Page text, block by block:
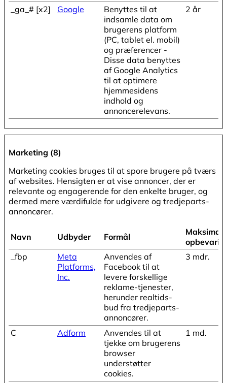
_ga_# [x2] Google
Benyttes til at
indsamle data om
brugerens platform
(PC, tablet el. mobil)
og præferencer -
Disse data benyttes
af Google Analytics
til at optimere
hjemmesidens
indhold og
annoncerelevans.
2 år
Marketing (8)
Marketing cookies bruges til at spore brugere på tværs
af websites. Hensigten er at vise annoncer, der er
relevante og engagerende for den enkelte bruger, og
dermed mere værdifulde for udgivere og tredjeparts-
annoncører.
Navn Udbyder Formål
Maksimal
_fbp
Meta
Platforms,
Inc.
Anvendes af
Facebook til at
levere forskellige
reklame-tjenester,
herunder realtids-
bud fra tredjeparts-
annoncører.
3 mdr.
C Adform
Anvendes til at
tjekke om brugerens
browser
understøtter
cookies.
1 md.